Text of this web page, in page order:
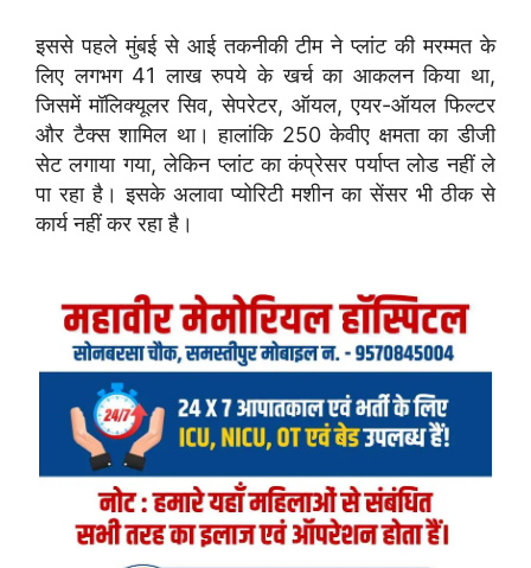
इससे पहले मुंबई से आई तकनीकी टीम ने प्लांट की मरम्मत के
लिए लगभग 41 लाख रुपये के खर्च का आकलन किया था,
जिसमें मॉलिक्यूलर सिव, सेपरेटर, ऑयल, एयर-ऑयल फिल्टर
और टैक्स शामिल था। हालांकि 250 केवीए क्षमता का डीजी
सेट लगाया गया, लेकिन प्लांट का कंप्रेसर पर्याप्त लोड नहीं ले
पा रहा है। इसके अलावा प्योरिटी मशीन का सेंसर भी ठीक से
कार्य नहीं कर रहा है।